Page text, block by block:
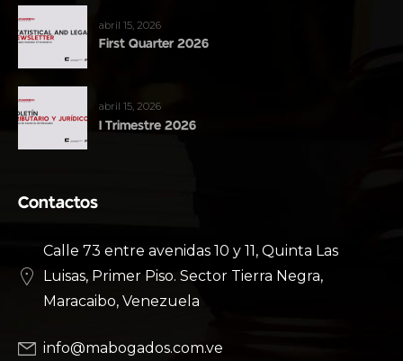
abril 15, 2026
First Quarter 2026
abril 15, 2026
I Trimestre 2026
Contactos
Calle 73 entre avenidas 10 y 11, Quinta Las
Luisas, Primer Piso. Sector Tierra Negra,
Maracaibo, Venezuela
info@mabogados.com.ve